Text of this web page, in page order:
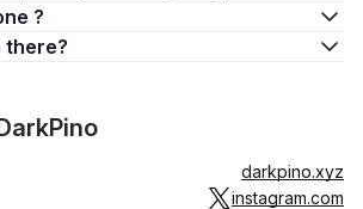
?
are there?
darkpino.xyz
instagram.com